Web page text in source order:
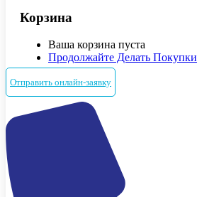
Корзина
Ваша корзина пуста
Продолжайте Делать Покупки
Отправить онлайн-заявку